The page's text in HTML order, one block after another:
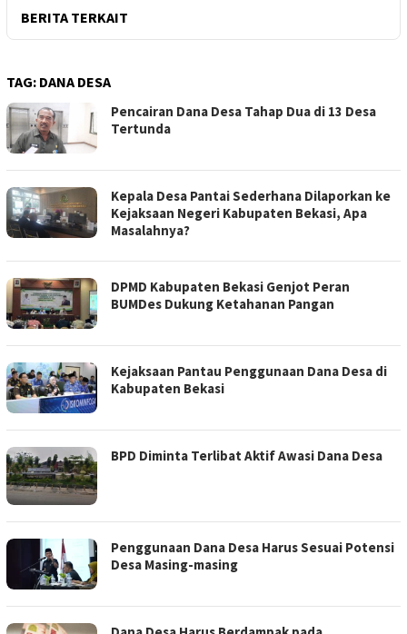
BERITA TERKAIT
TAG: DANA DESA
Pencairan Dana Desa Tahap Dua di 13 Desa
Tertunda
Kepala Desa Pantai Sederhana Dilaporkan ke
Kejaksaan Negeri Kabupaten Bekasi, Apa
Masalahnya?
DPMD Kabupaten Bekasi Genjot Peran
BUMDes Dukung Ketahanan Pangan
Kejaksaan Pantau Penggunaan Dana Desa di
Kabupaten Bekasi
BPD Diminta Terlibat Aktif Awasi Dana Desa
Penggunaan Dana Desa Harus Sesuai Potensi
Desa Masing-masing